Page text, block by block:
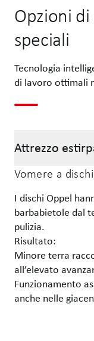
Opzioni
speciali
Tecnologia
di lavoro ottimali
Attrezzo
Vomere a
I dischi Oppel
barbabietole dal
pulizia.
Risultato:
Minore terra
all’elevato
Funzionamento
anche nelle